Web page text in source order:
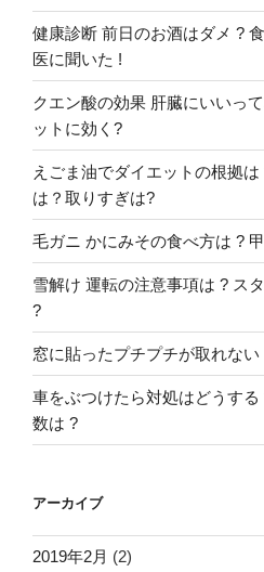
健康診断 前日のお酒はダメ ?
医に聞いた !
クエン酸の効果 肝臓にいいっ
ットに効く?
えごま油でダイエットの根拠
は？取りすぎは?
毛ガニ かにみその食べ方は ?
雪解け 運転の注意事項は ? ス
?
窓に貼ったプチプチが取れな
車をぶつけたら対処はどうす
数は ?
アーカイブ
2019年2月 (2)